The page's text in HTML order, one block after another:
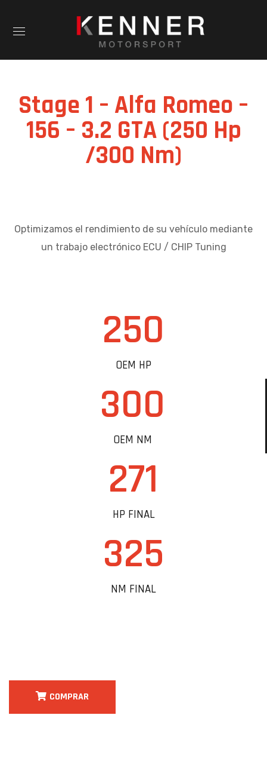
Stage 1 – Alfa Romeo –
156 – 3.2 GTA (250 Hp
/300 Nm)
Optimizamos el rendimiento de su vehículo mediante
un trabajo electrónico ECU / CHIP Tuning
250
OEM HP
300
OEM NM
271
HP FINAL
325
NM FINAL
COMPRAR